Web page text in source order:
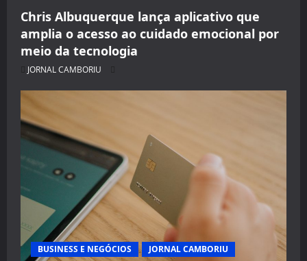
Chris Albuquerque lança aplicativo que
amplia o acesso ao cuidado emocional por
meio da tecnologia
JORNAL CAMBORIU
BUSINESS E NEGÓCIOS JORNAL CAMBORIU